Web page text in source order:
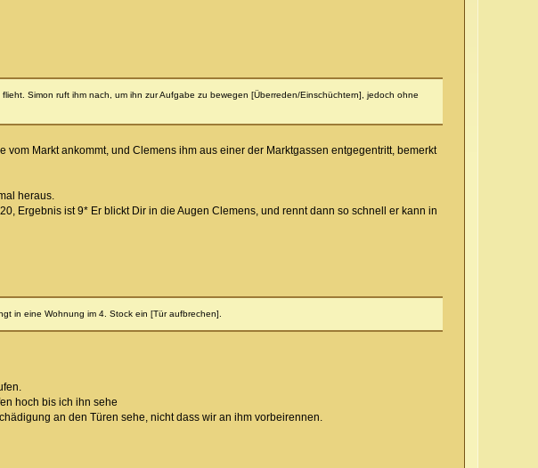
Simon ruft ihm nach, um ihn zur Aufgabe zu bewegen [Überreden/Einschüchtern], jedoch ohne
Markt ankommt, und Clemens ihm aus einer der Marktgassen entgegentritt, bemerkt
heraus.
Ergebnis ist 9* Er blickt Dir in die Augen Clemens, und rennt dann so schnell er kann in
in eine Wohnung im 4. Stock ein [Tür aufbrechen].
hoch bis ich ihn sehe
an den Türen sehe, nicht dass wir an ihm vorbeirennen.